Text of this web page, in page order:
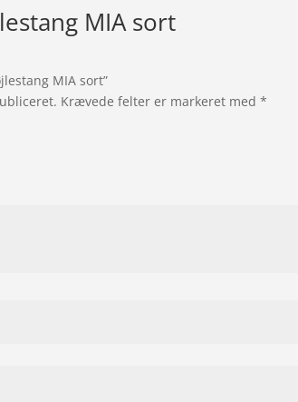
MIA sort
MIA sort”
Krævede felter er markeret med*